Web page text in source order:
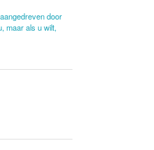
door
maar als u wilt,